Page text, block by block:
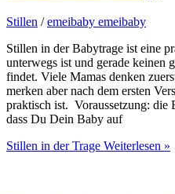
Stillen /emeibaby emeibaby
Stillen in der Babytrage ist eine
unterwegs ist und gerade keinen
findet. Viele Mamas denken
merken aber nach dem ersten
praktisch ist. Voraussetzung: die
dass Du Dein Baby auf
Stillen in der Trage Weiterlesen »